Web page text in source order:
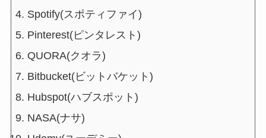
Spotify(スポティファイ)
Pinterest(ピンタレスト)
QUORA(クオラ)
Bitbucket(ビットバケット)
Hubspot(ハブスポット)
NASA(ナサ)